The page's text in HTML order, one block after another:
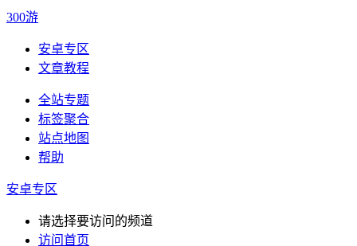
300游
安卓专区
文章教程
全站专题
标签聚合
站点地图
帮助
安卓专区
请选择要访问的频道
访问首页